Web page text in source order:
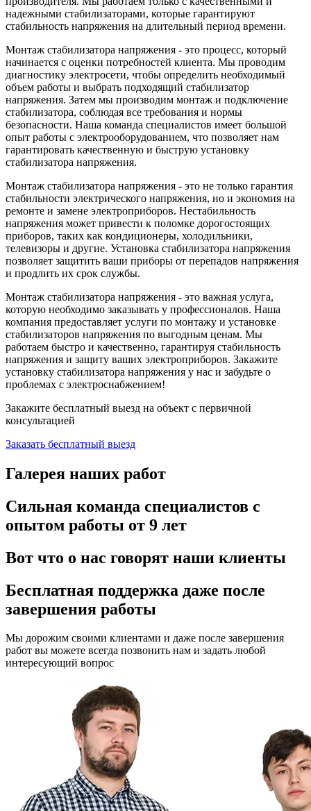
надежными стабилизаторами, которые гарантируют
стабильность напряжения на длительный период времени.
Монтаж стабилизатора напряжения - это процесс, который
начинается с оценки потребностей клиента. Мы проводим
диагностику электросети, чтобы определить необходимый
объем работы и выбрать подходящий стабилизатор
напряжения. Затем мы производим монтаж и подключение
стабилизатора, соблюдая все требования и нормы
безопасности. Наша команда специалистов имеет большой
опыт работы с электрооборудованием, что позволяет нам
гарантировать качественную и быструю установку
стабилизатора напряжения.
Монтаж стабилизатора напряжения - это не только гарантия
стабильности электрического напряжения, но и экономия на
ремонте и замене электроприборов. Нестабильность
напряжения может привести к поломке дорогостоящих
приборов, таких как кондиционеры, холодильники,
телевизоры и другие. Установка стабилизатора напряжения
позволяет защитить ваши приборы от перепадов напряжения
и продлить их срок службы.
Монтаж стабилизатора напряжения - это важная услуга,
которую необходимо заказывать у профессионалов. Наша
компания предоставляет услуги по монтажу и установке
стабилизаторов напряжения по выгодным ценам. Мы
работаем быстро и качественно, гарантируя стабильность
напряжения и защиту ваших электроприборов. Закажите
установку стабилизатора напряжения у нас и забудьте о
проблемах с электроснабжением!
Закажите бесплатный выезд на объект с первичной
консультацией
Заказать бесплатный выезд
Галерея наших работ
Сильная команда специалистов с
опытом работы от 9 лет
Вот что о нас говорят наши клиенты
Бесплатная поддержка даже после
завершения работы
Мы дорожим своими клиентами и даже после завершения
работ вы можете всегда позвонить нам и задать любой
интересующий вопрос